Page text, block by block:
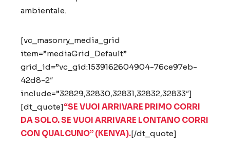
ambientale.
[vc_masonry_media_grid
item=”mediaGrid_Default”
grid_id=”vc_gid:1539162604904-76ce97eb-
42d8-2″
include=”32829,32830,32831,32832,32833″]
[dt_quote]“SE VUOI ARRIVARE PRIMO CORRI
DA SOLO. SE VUOI ARRIVARE LONTANO CORRI
CON QUALCUNO” (KENYA).[/dt_quote]